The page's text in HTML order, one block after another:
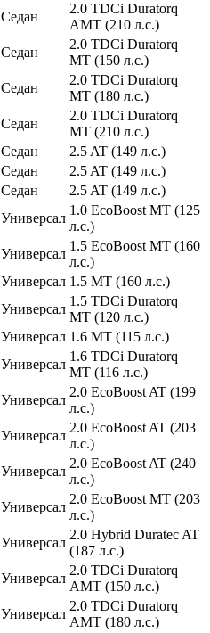
Седан
2.0 TDCi Duratorq
AMT (210 л.с.)
Седан
2.0 TDCi Duratorq
MT (150 л.с.)
Седан
2.0 TDCi Duratorq
MT (180 л.с.)
Седан
2.0 TDCi Duratorq
MT (210 л.с.)
Седан
2.5 AT (149 л.с.)
Седан
2.5 AT (149 л.с.)
Седан
2.5 AT (149 л.с.)
Универсал
1.0 EcoBoost MT (125
л.с.)
Универсал
1.5 EcoBoost MT (160
л.с.)
Универсал 1.5 MT (160 л.с.)
Универсал
1.5 TDCi Duratorq
MT (120 л.с.)
Универсал 1.6 MT (115 л.с.)
Универсал
1.6 TDCi Duratorq
MT (116 л.с.)
Универсал
2.0 EcoBoost AT (199
л.с.)
Универсал
2.0 EcoBoost AT (203
л.с.)
Универсал
2.0 EcoBoost AT (240
л.с.)
Универсал
2.0 EcoBoost MT (203
л.с.)
Универсал
2.0 Hybrid Duratec AT
(187 л.с.)
Универсал
2.0 TDCi Duratorq
AMT (150 л.с.)
Универсал
2.0 TDCi Duratorq
AMT (180 л.с.)